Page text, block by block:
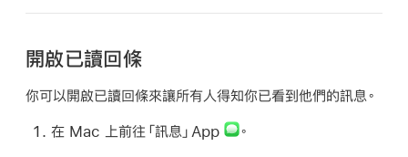
開啟已讀回條
你可以開啟已讀回條來讓所有人得知你已看到他們的訊息。
在 Mac 上前往「訊息」App 。